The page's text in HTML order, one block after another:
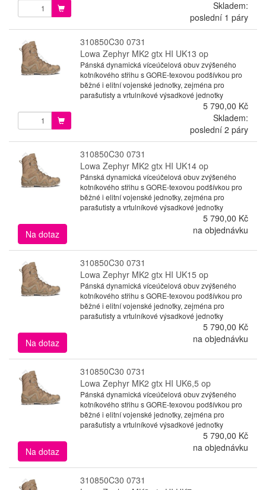
Skladem:
poslední 1 páry
310850C30 0731
Lowa Zephyr MK2 gtx HI UK13 op
Pánská dynamická víceúčelová obuv zvýšeného
kotníkového střihu s GORE-texovou podšívkou pro
běžné i elitní vojenské jednotky, zejména pro
parašutisty a vrtulníkové výsadkové jednotky
5 790,00 Kč
Skladem:
poslední 2 páry
310850C30 0731
Lowa Zephyr MK2 gtx HI UK14 op
Pánská dynamická víceúčelová obuv zvýšeného
kotníkového střihu s GORE-texovou podšívkou pro
běžné i elitní vojenské jednotky, zejména pro
parašutisty a vrtulníkové výsadkové jednotky
5 790,00 Kč
Na dotaz
na objednávku
310850C30 0731
Lowa Zephyr MK2 gtx HI UK15 op
Pánská dynamická víceúčelová obuv zvýšeného
kotníkového střihu s GORE-texovou podšívkou pro
běžné i elitní vojenské jednotky, zejména pro
parašutisty a vrtulníkové výsadkové jednotky
5 790,00 Kč
Na dotaz
na objednávku
310850C30 0731
Lowa Zephyr MK2 gtx HI UK6,5 op
Pánská dynamická víceúčelová obuv zvýšeného
kotníkového střihu s GORE-texovou podšívkou pro
běžné i elitní vojenské jednotky, zejména pro
parašutisty a vrtulníkové výsadkové jednotky
5 790,00 Kč
Na dotaz
na objednávku
310850C30 0731